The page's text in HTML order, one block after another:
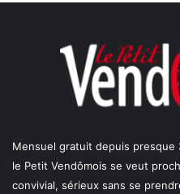
Mensuel gratuit depuis presque
le Petit Vendômois se veut
convivial, sérieux sans se